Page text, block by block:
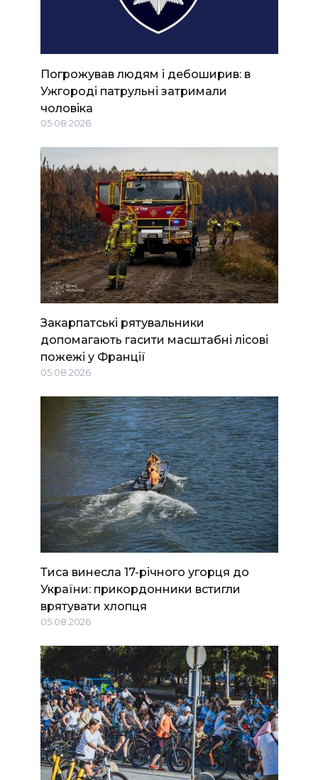
Погрожував людям і дебоширив: в
Ужгороді патрульні затримали
чоловіка
05.08.2026
Закарпатські рятувальники
допомагають гасити масштабні лісові
пожежі у Франції
05.08.2026
Тиса винесла 17-річного угорця до
України: прикордонники встигли
врятувати хлопця
05.08.2026